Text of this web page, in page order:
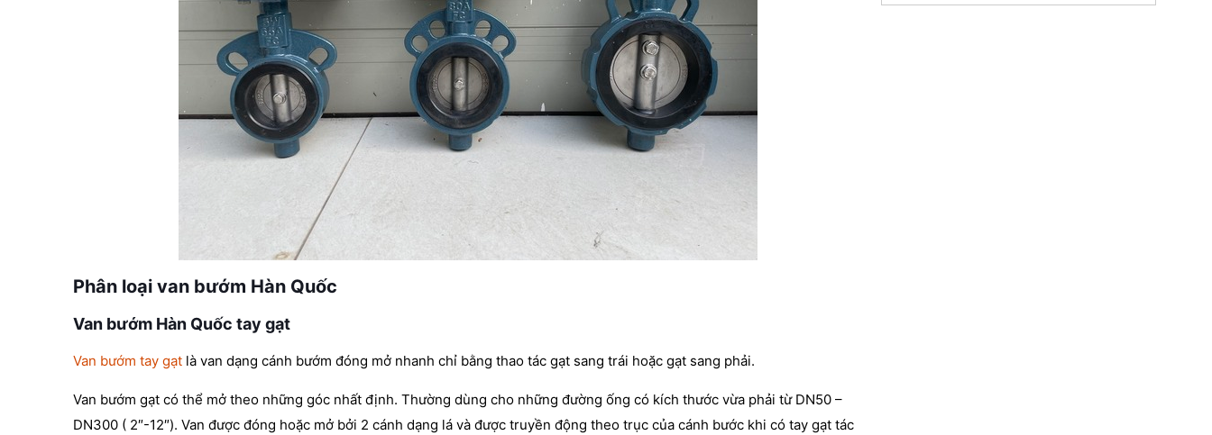
Phân loại van bướm Hàn Quốc
Van bướm Hàn Quốc tay gạt
Van bướm tay gạtlà van dạng cánh bướm đóng mở nhanh chỉ bằng thao tác gạt sang trái hoặc gạt sang phải.
Van bướm gạt có thể mở theo những góc nhất định. Thường dùng cho những đường ống có kích thước vừa phải từ DN50 –
DN300 ( 2″-12″). Van được đóng hoặc mở bởi 2 cánh dạng lá và được truyền động theo trục của cánh bước khi có tay gạt tác